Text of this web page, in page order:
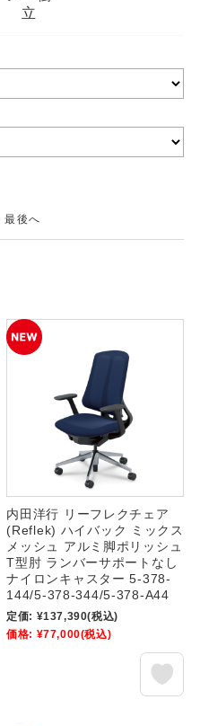
立
最後へ
内田洋行 リーフレクチェア
(Reflek) ハイバック ミックス
メッシュ アルミ脚ポリッシュ
T型肘 ランバーサポートなし
ナイロンキャスター 5-378-
144/5-378-344/5-378-A44
定価: ¥137,390(税込)
価格: ¥77,000(税込)